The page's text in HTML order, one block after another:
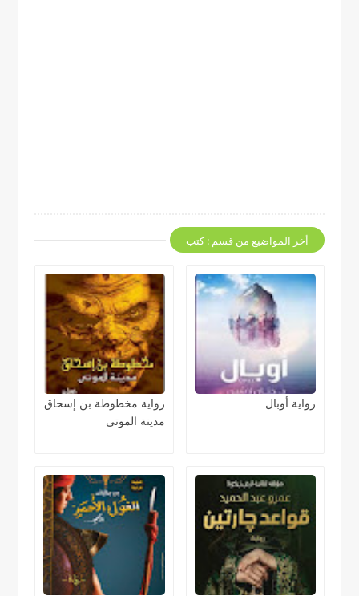
أخر المواضيع من قسم : كتب
رواية أوبال
رواية مخطوطة بن إسحاق
مدينة الموتى